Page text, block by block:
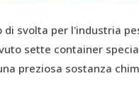
svolta per l'industria
sette container
preziosa sostanza